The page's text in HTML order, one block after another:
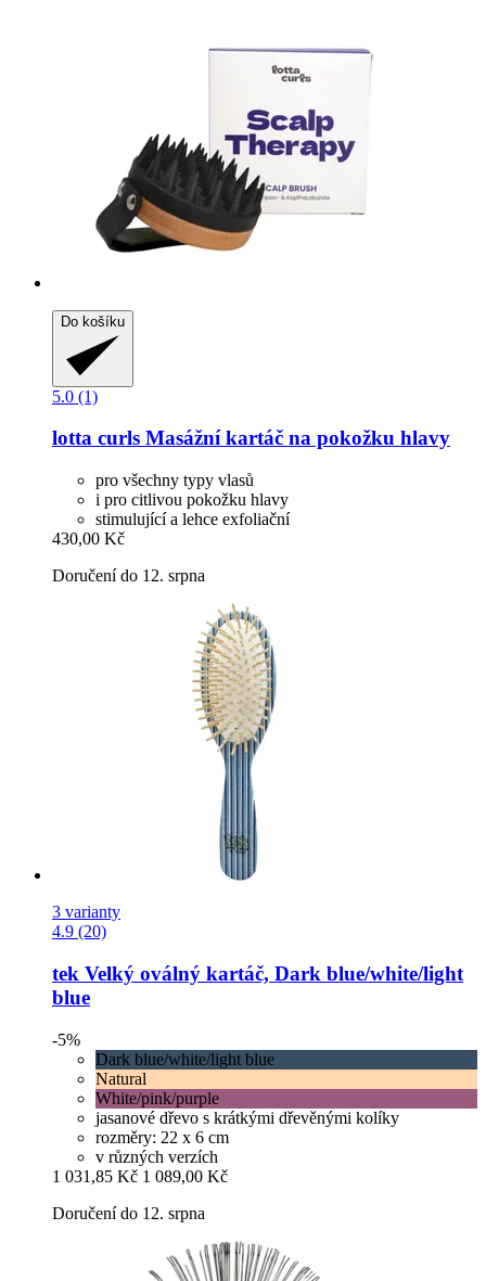
Do košíku
5.0 (1)
lotta curls Masážní kartáč na pokožku hlavy
pro všechny typy vlasů
i pro citlivou pokožku hlavy
stimulující a lehce exfoliační
430,00 Kč
Doručení do 12. srpna
3 varianty
4.9 (20)
tek Velký oválný kartáč, Dark blue/white/light
blue
-5%
Dark blue/white/light blue
Natural
White/pink/purple
jasanové dřevo s krátkými dřevěnými kolíky
rozměry: 22 x 6 cm
v různých verzích
1 031,85 Kč 1 089,00 Kč
Doručení do 12. srpna